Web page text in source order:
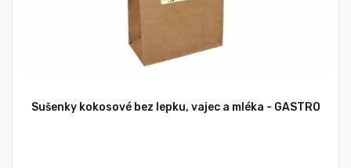
Sušenky kokosové bez lepku, vajec a mléka - GASTRO